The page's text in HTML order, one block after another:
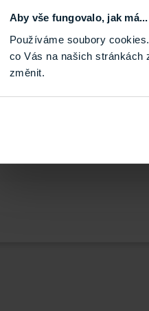
Aby vše fungovalo, jak má...
Používáme soubory
co Vás na našich stránkách
změnit.